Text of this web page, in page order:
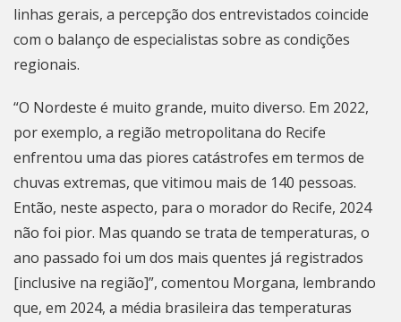
linhas gerais, a percepção dos entrevistados coincide
com o balanço de especialistas sobre as condições
regionais.
“O Nordeste é muito grande, muito diverso. Em 2022,
por exemplo, a região metropolitana do Recife
enfrentou uma das piores catástrofes em termos de
chuvas extremas, que vitimou mais de 140 pessoas.
Então, neste aspecto, para o morador do Recife, 2024
não foi pior. Mas quando se trata de temperaturas, o
ano passado foi um dos mais quentes já registrados
[inclusive na região]”, comentou Morgana, lembrando
que, em 2024, a média brasileira das temperaturas